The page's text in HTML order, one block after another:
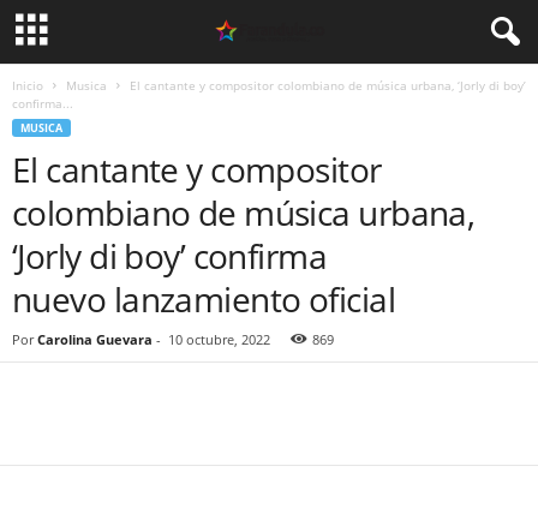
Inicio Musica
El cantante y compositor colombiano de música urbana, ‘Jorly di boy’
confirma...
MUSICA
El cantante y compositor
colombiano de música urbana,
‘Jorly di boy’ confirma
nuevo lanzamiento oficial
Por Carolina Guevara - 10 octubre, 2022 869